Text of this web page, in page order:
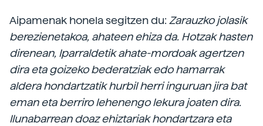
Aipamenak honela segitzen du: Zarauzko jolasik
berezienetakoa, ahateen ehiza da. Hotzak hasten
direnean, Iparraldetik ahate-mordoak agertzen
dira eta goizeko bederatziak edo hamarrak
aldera hondartzatik hurbil herri inguruan jira bat
eman eta berriro lehenengo lekura joaten dira.
Ilunabarrean doaz ehiztariak hondartzara eta